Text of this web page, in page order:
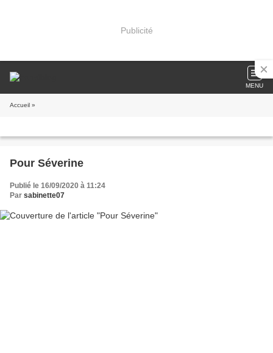
Publicité
MENU
Accueil »
Pour Séverine
Publié le 16/09/2020 à 11:24
Par sabinette07